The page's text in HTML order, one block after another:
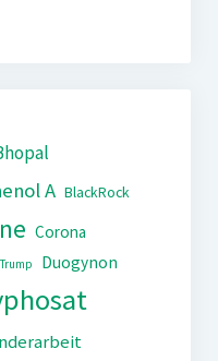
A BlackRock
Corona
Duogynon